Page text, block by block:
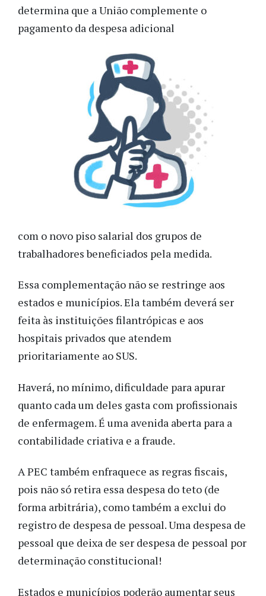
determina que a União complemente o
pagamento da despesa adicional
com o novo piso salarial dos grupos de
trabalhadores beneficiados pela medida.
Essa complementação não se restringe aos
estados e municípios. Ela também deverá ser
feita às instituições filantrópicas e aos
hospitais privados que atendem
prioritariamente ao SUS.
Haverá, no mínimo, dificuldade para apurar
quanto cada um deles gasta com profissionais
de enfermagem. É uma avenida aberta para a
contabilidade criativa e a fraude.
A PEC também enfraquece as regras fiscais,
pois não só retira essa despesa do teto (de
forma arbitrária), como também a exclui do
registro de despesa de pessoal. Uma despesa de
pessoal que deixa de ser despesa de pessoal por
determinação constitucional!
Estados e municípios poderão aumentar seus